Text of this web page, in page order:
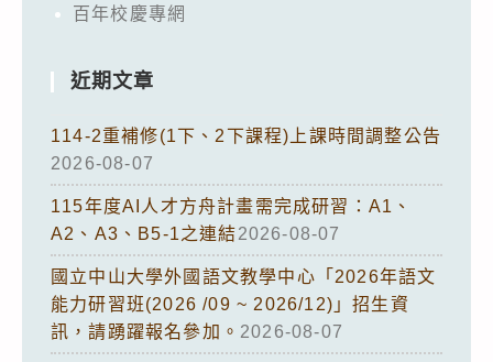
百年校慶專網
近期文章
114-2重補修(1下、2下課程)上課時間調整公告
2026-08-07
115年度AI人才方舟計畫需完成研習：A1、
A2、A3、B5-1之連結2026-08-07
國立中山大學外國語文教學中心「2026年語文
能力研習班(2026 /09 ~ 2026/12)」招生資
訊，請踴躍報名參加。 2026-08-07